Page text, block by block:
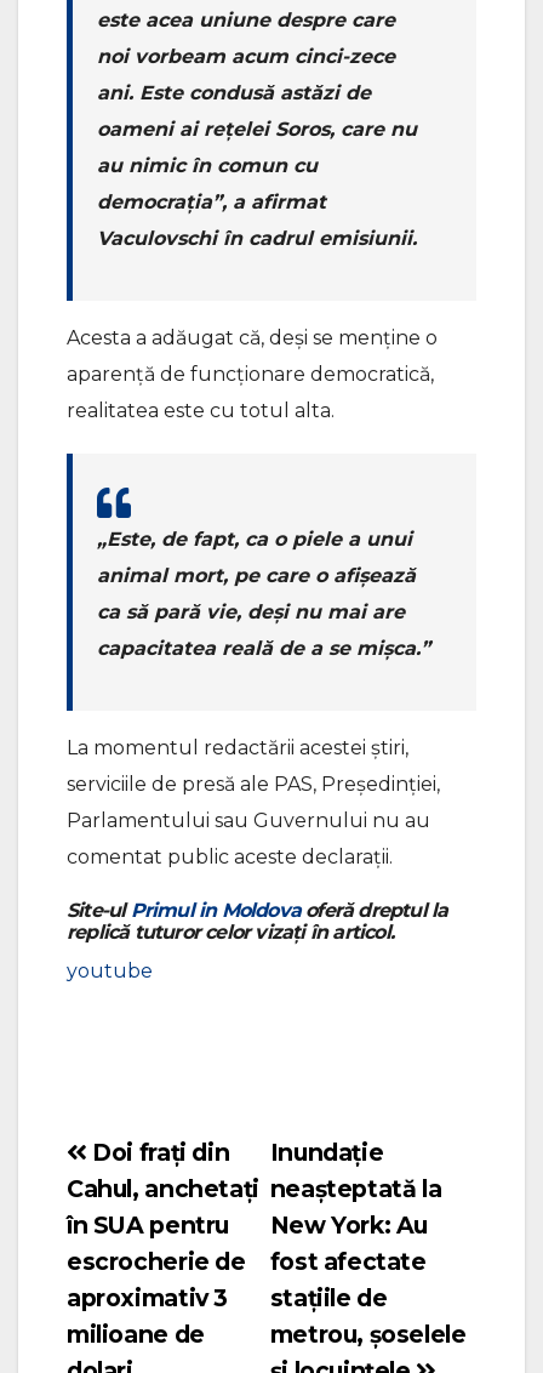
este acea uniune despre care
noi vorbeam acum cinci-zece
ani. Este condusă astăzi de
oameni ai rețelei Soros, care nu
au nimic în comun cu
democrația”, a afirmat
Vaculovschi în cadrul emisiunii.
Acesta a adăugat că, deși se menține o
aparență de funcționare democratică,
realitatea este cu totul alta.
„Este, de fapt, ca o piele a unui
animal mort, pe care o afișează
ca să pară vie, deși nu mai are
capacitatea reală de a se mișca.”
La momentul redactării acestei știri,
serviciile de presă ale PAS, Președinției,
Parlamentului sau Guvernului nu au
comentat public aceste declarații.
Site-ulPrimul in Moldovaoferă dreptul la
replică tuturor celor vizați în articol.
youtube
Navigare
în
Inundație
neașteptată la
New York: Au
fost afectate
stațiile de
metrou, șoselele
Doi frați din
Cahul, anchetați
în SUA pentru
escrocherie de
aproximativ 3
milioane de